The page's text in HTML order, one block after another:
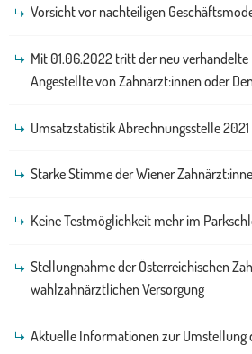
Vorsicht vor nachteiligen
Mit 01.06.2022 tritt der neu
Angestellte von Zahnärzt:innen oder
Umsatzstatistik Abrechnungsstelle 2021
Starke Stimme der Wiener
Keine Testmöglichkeit mehr im
Stellungnahme der Österreichischen
wahlzahnärztlichen Versorgung
Aktuelle Informationen zur Umstellung